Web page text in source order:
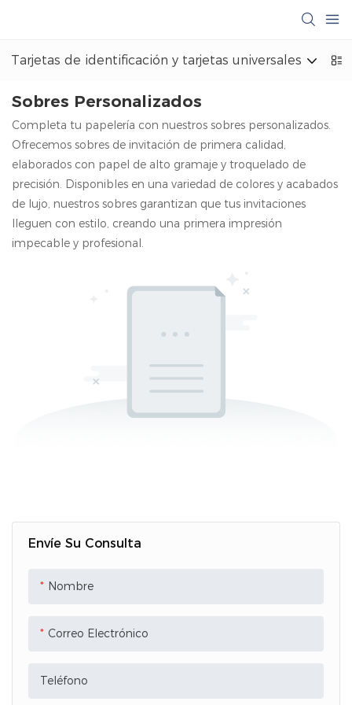
Tarjetas de identificación y tarjetas universales
Sobres Personalizados
Completa tu papelería con nuestros sobres personalizados.
Ofrecemos sobres de invitación de primera calidad,
elaborados con papel de alto gramaje y troquelado de
precisión. Disponibles en una variedad de colores y acabados
de lujo, nuestros sobres garantizan que tus invitaciones
lleguen con estilo, creando una primera impresión
impecable y profesional.
Envíe Su Consulta
Nombre
Correo Electrónico
Teléfono